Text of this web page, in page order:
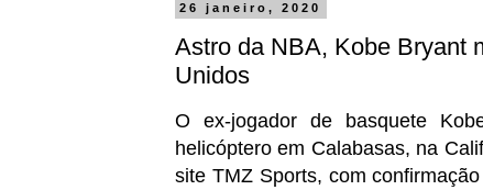
26 janeiro, 2020
Astro da NBA, Kobe Bryant
Unidos
O ex-jogador de basquete
helicóptero em Calabasas, na
site TMZ Sports, com